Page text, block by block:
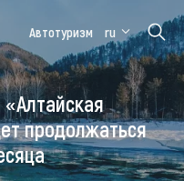
форум
Алтайская
зимовка
Автотуризм ru
продолжаться